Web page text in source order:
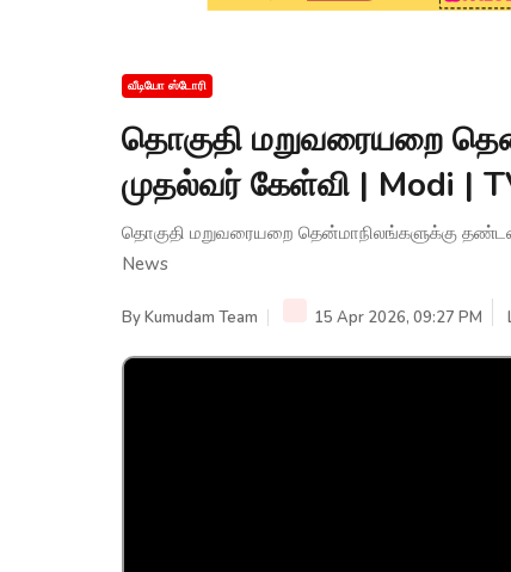
வீடியோ ஸ்டோரி
தொகுதி மறுவரையறை
முதல்வர் கேள்வி | Modi |
தொகுதி மறுவரையறை தென்மாநிலங்களுக்கு
News
ByKumudam Team 15 Apr 2026, 09:27 PM